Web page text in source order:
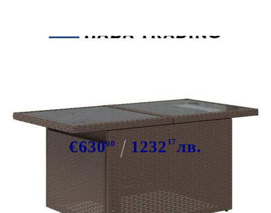
полиратан
€63000 1232 17лв.
В наличност: 1 бр.